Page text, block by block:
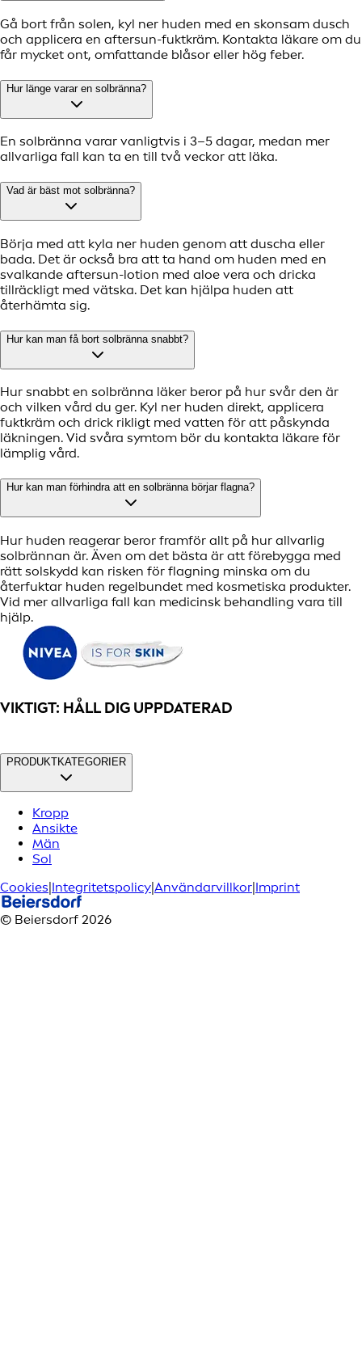
Gå bort från solen, kyl ner huden med en skonsam dusch
och applicera en aftersun-fuktkräm. Kontakta läkare om du
får mycket ont, omfattande blåsor eller hög feber.
Hur länge varar en solbränna?
En solbränna varar vanligtvis i 3–5 dagar, medan mer
allvarliga fall kan ta en till två veckor att läka.
Vad är bäst mot solbränna?
Börja med att kyla ner huden genom att duscha eller
bada. Det är också bra att ta hand om huden med en
svalkande aftersun-lotion med aloe vera och dricka
tillräckligt med vätska. Det kan hjälpa huden att
återhämta sig.
Hur kan man få bort solbränna snabbt?
Hur snabbt en solbränna läker beror på hur svår den är
och vilken vård du ger. Kyl ner huden direkt, applicera
fuktkräm och drick rikligt med vatten för att påskynda
läkningen. Vid svåra symtom bör du kontakta läkare för
lämplig vård.
Hur kan man förhindra att en solbränna börjar flagna?
Hur huden reagerar beror framför allt på hur allvarlig
solbrännan är. Även om det bästa är att förebygga med
rätt solskydd kan risken för flagning minska om du
återfuktar huden regelbundet med kosmetiska produkter.
Vid mer allvarliga fall kan medicinsk behandling vara till
hjälp.
VIKTIGT: HÅLL DIG UPPDATERAD
PRODUKTKATEGORIER
Kropp
Ansikte
Män
Sol
Cookies Integritetspolicy Användarvillkor Imprint
© Beiersdorf 2026